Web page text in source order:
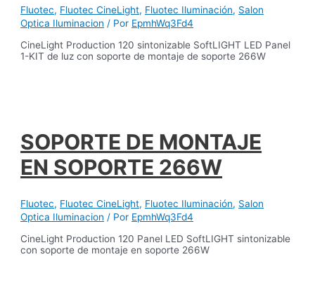
Fluotec, Fluotec CineLight, Fluotec Iluminación, Salon
Optica Iluminacion / Por EpmhWq3Fd4
CineLight Production 120 sintonizable SoftLIGHT LED Panel
1-KIT de luz con soporte de montaje de soporte 266W
SOPORTE DE MONTAJE
EN SOPORTE 266W
Fluotec, Fluotec CineLight, Fluotec Iluminación, Salon
Optica Iluminacion / Por EpmhWq3Fd4
CineLight Production 120 Panel LED SoftLIGHT sintonizable
con soporte de montaje en soporte 266W